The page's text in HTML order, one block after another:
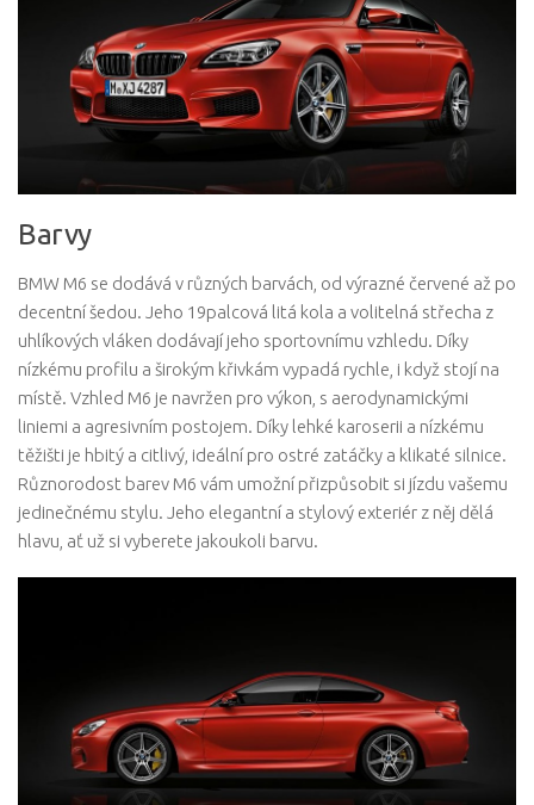
Barvy
BMW M6 se dodává v různých barvách, od výrazné červené až po
decentní šedou. Jeho 19palcová litá kola a volitelná střecha z
uhlíkových vláken dodávají jeho sportovnímu vzhledu. Díky
nízkému profilu a širokým křivkám vypadá rychle, i když stojí na
místě. Vzhled M6 je navržen pro výkon, s aerodynamickými
liniemi a agresivním postojem. Díky lehké karoserii a nízkému
těžišti je hbitý a citlivý, ideální pro ostré zatáčky a klikaté silnice.
Různorodost barev M6 vám umožní přizpůsobit si jízdu vašemu
jedinečnému stylu. Jeho elegantní a stylový exteriér z něj dělá
hlavu, ať už si vyberete jakoukoli barvu.